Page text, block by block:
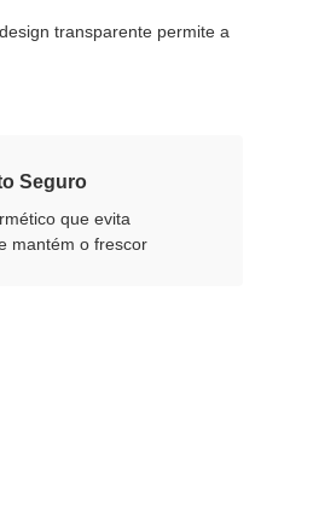
transparente permite a
Seguro
que evita
mantém o frescor